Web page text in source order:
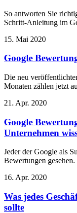
So antworten Sie
Schritt-Anleitung im
Bewertungen.
15. Mai 2020
Google
Die neu
Monaten zählen jetzt
21. Apr. 2020
Google
Unternehmen
Jeder der Google als
Bewertungen
ihnen umgehen.
16. Apr. 2020
Was jedes
sollte